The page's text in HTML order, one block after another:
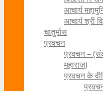
आचार्य
आचार्य श्री
चातुर्मास
प्रवचन
प्रवचन –
महाराज)
प्रवचन के